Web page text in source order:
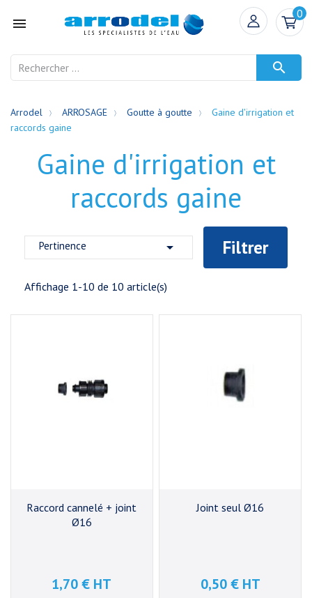

0

Arrodel ARROSAGE Goutte à goutte
Gaine d'irrigation et
raccords gaine
Gaine d'irrigation et
raccords gaine
Pertinence  Filtrer
Affichage 1-10 de 10 article(s)
Raccord cannelé + joint
Ø16
Prix
1,70 € HT
Joint seul Ø16
Prix
0,50 € HT